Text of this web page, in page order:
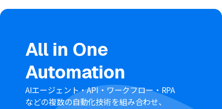
Zendeskでチケットを作成するアクションでは、Asanaの
■注意事項
い。
【Zendesk】はチームプラン・サクセスプランでのみご
利用いただけるアプリとなっております。フリープラン・
ミニプランの場合は設定しているフローボットのオペレ
All in One
Automation
AIエージェント・API・ワークフロー・RPA
などの複数の自動化技術を組み合わせ、